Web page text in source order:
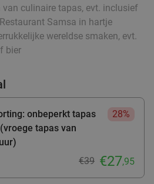
Regulier €4,55
Regulier €45,75
€22,50
van culinaire tapas, evt. inclusief
Samsa in hartje
wereldse smaken, evt.
bier
onbeperkt tapas
tapas van
28%
€39 €27,95